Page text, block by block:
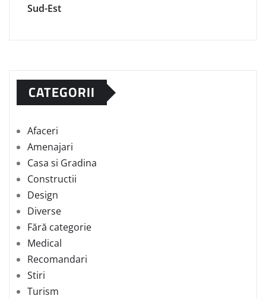
Sud-Est
CATEGORII
Afaceri
Amenajari
Casa si Gradina
Constructii
Design
Diverse
Fără categorie
Medical
Recomandari
Stiri
Turism